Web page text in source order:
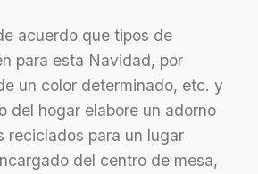
acuerdo que tipos de
para esta Navidad, por
un color determinado, etc. y
del hogar elabore un adorno
reciclados para un lugar
del centro de mesa,